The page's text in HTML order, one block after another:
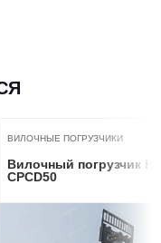
градусов 5290
1220*150*60
ВИЛОЧНЫЕ ПОГРУЗЧИКИ
Вилочный погрузчик
CPCD50